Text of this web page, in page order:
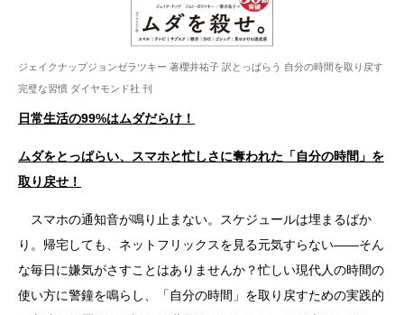
ジェイクナップジョンゼラツキー 著櫻井祐子 訳とっぱらう 自分の時間を取り戻す
完璧な習慣 ダイヤモンド社 刊
日常生活の99%はムダだらけ！
ムダをとっぱらい、スマホと忙しさに奪われた「自分の時間」を
取り戻せ！
スマホの通知音が鳴り止まない。スケジュールは埋まるばか
り。帰宅しても、ネットフリックスを見る元気すらない――そん
な毎日に嫌気がさすことはありませんか？忙しい現代人の時間の
使い方に警鐘を鳴らし、「自分の時間」を取り戻すための実践的